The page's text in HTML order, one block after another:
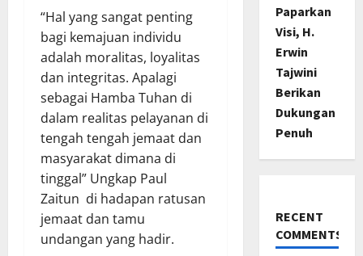
“Hal yang sangat penting
bagi kemajuan individu
adalah moralitas, loyalitas
dan integritas. Apalagi
sebagai Hamba Tuhan di
dalam realitas pelayanan di
tengah tengah jemaat dan
masyarakat dimana di
tinggal” Ungkap Paul
Zaitun di hadapan ratusan
jemaat dan tamu
undangan yang hadir.
Paparkan
Visi, H.
Erwin
Tajwini
Berikan
Dukungan
Penuh
RECENT
COMMENTS